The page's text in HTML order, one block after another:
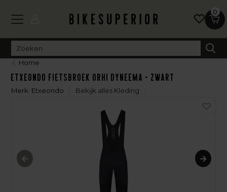
0
Home
Etxeondo Fietsbroek Orhi Dyneema - Zwart
Merk: Etxeondo Bekijk alles Kleding